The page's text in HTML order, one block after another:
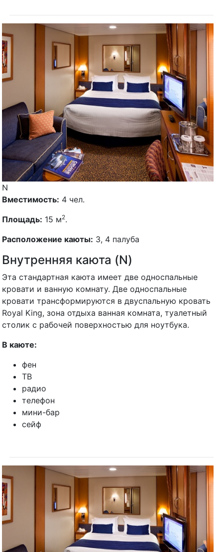
N
Вместимость: 4 чел.
Площадь: 15 м2.
Расположение каюты: 3, 4 палуба
Внутренняя каюта (N)
Эта стандартная каюта имеет две односпальные
кровати и ванную комнату. Две односпальные
кровати трансформируются в двуспальную кровать
Royal King, зона отдыха ванная комната, туалетный
столик с рабочей поверхностью для ноутбука.
В каюте:
фен
ТВ
радио
телефон
мини-бар
сейф